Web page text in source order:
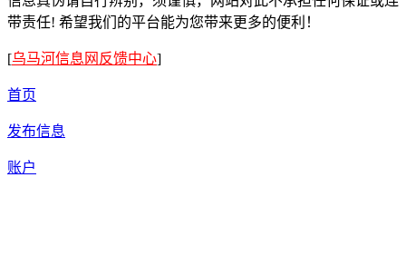
带责任! 希望我们的平台能为您带来更多的便利！
[乌马河信息网反馈中心]
首页
发布信息
账户